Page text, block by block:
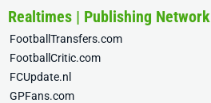
Realtimes | Publishing Network
FootballTransfers.com
FootballCritic.com
FCUpdate.nl
GPFans.com